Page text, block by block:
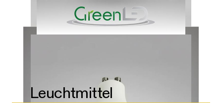
Leuchtmittel